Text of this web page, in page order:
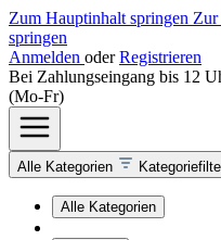
Zum Hauptinhalt springen Zur
springen
Anmelden oder Registrieren
Bei Zahlungseingang bis 12
(Mo-Fr)
Alle Kategorien
Alle Kategorien